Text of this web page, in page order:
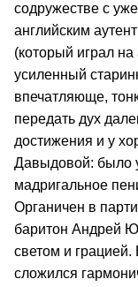
содружестве с
английским
(который играл
усиленный
впечатляюще,
передать дух
достижения и у
Давыдовой: было
мадригальное
Органичен в
баритон Андрей
светом и
сложился